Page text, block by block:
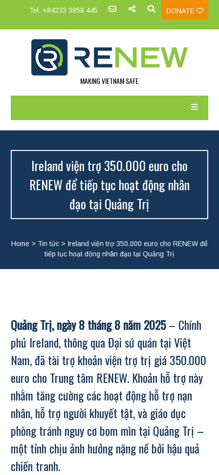
Tel.:+84233 3858 445 DONATE
MAKING VIETNAM SAFE
Ireland viện trợ 350.000 euro cho
RENEW để tiếp tục hoạt động nhân
đạo tại Quảng Trị
Home> Tin tức> Ireland viện trợ 350.000 euro cho RENEW để
tiếp tục hoạt động nhân đạo tại Quảng Trị
Quảng Trị, ngày 8 tháng 8 năm 2025– Chính
phủ Ireland, thông qua Đại sứ quán tại Việt
Nam, đã tài trợ khoản viện trợ trị giá 350.000
euro cho Trung tâm RENEW. Khoản hỗ trợ này
nhằm tăng cường các hoạt động hỗ trợ nạn
nhân, hỗ trợ người khuyết tật, và giáo dục
phòng tránh nguy cơ bom mìn tại Quảng Trị –
một tỉnh chịu ảnh hưởng nặng nề bởi hậu quả
chiến tranh.